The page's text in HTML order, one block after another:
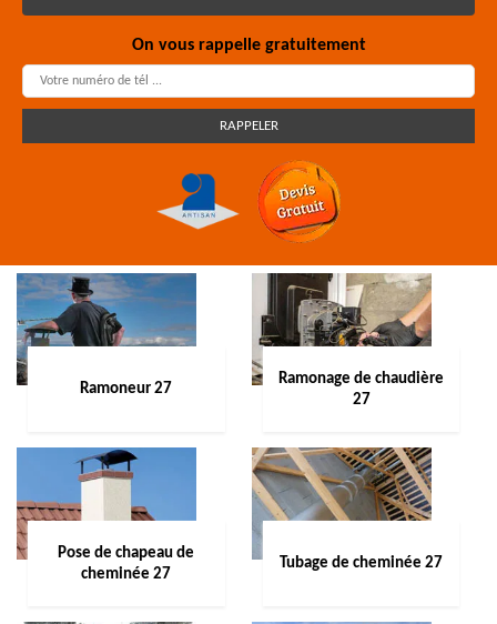
On vous rappelle gratuitement
Ramoneur 27
Ramonage de chaudière
27
Pose de chapeau de
cheminée 27
Tubage de cheminée 27